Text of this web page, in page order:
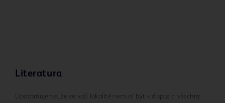
Literatura
Upozorňujeme, že ve vaší lokalitě nemusí být k dispozici všechny